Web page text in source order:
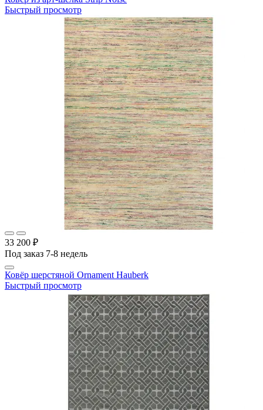
Быстрый просмотр
33 200 ₽
Под заказ 7-8 недель
Ковёр шерстяной Ornament Hauberk
Быстрый просмотр